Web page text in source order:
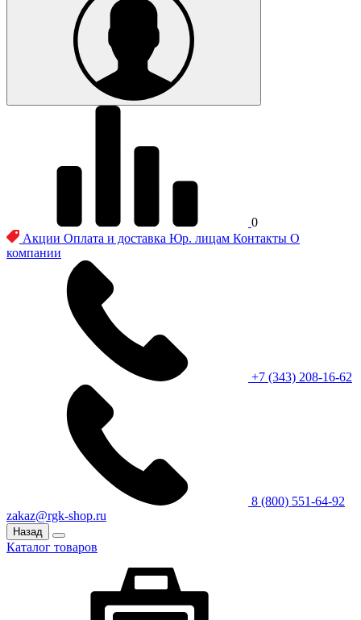
0
Акции Оплата и доставка Юр. лицам Контакты О
компании
+7 (343) 208-16-62
8 (800) 551-64-92
zakaz@rgk-shop.ru
Назад
Каталог товаров